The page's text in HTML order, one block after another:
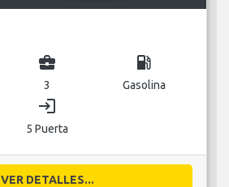
business_center
3
local_gas_station
Gasolina
login
5 Puerta
VER DETALLES...